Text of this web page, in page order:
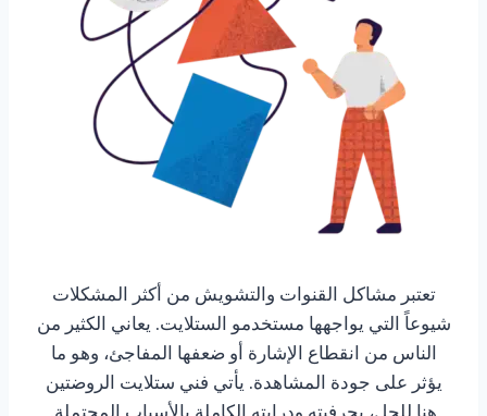
تعتبر مشاكل القنوات والتشويش من أكثر المشكلات
شيوعاً التي يواجهها مستخدمو الستلايت. يعاني الكثير من
الناس من انقطاع الإشارة أو ضعفها المفاجئ، وهو ما
يؤثر على جودة المشاهدة. يأتي فني ستلايت الروضتين